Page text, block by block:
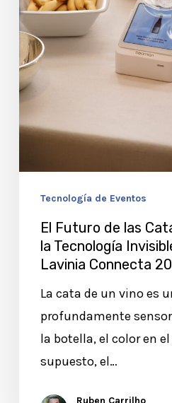
Transformó
Lavinia
Connecta
2026
Tecnología de Eventos
El Futuro de las
la Tecnología
Lavinia Connecta
La cata de un vino es
profundamente
la botella, el color en
supuesto, el…
Ruben Carrilho